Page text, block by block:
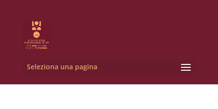
Seleziona una pagina